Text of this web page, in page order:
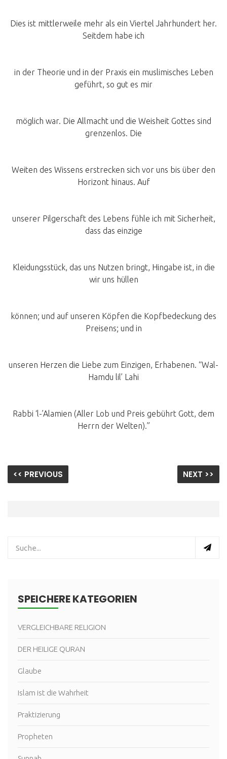
Dies ist mittlerweile mehr als ein Viertel Jahrhundert her.
Seitdem habe ich
in der Theorie und in der Praxis ein muslimisches Leben
geführt, so gut es mir
möglich war. Die Allmacht und die Weisheit Gottes sind
grenzenlos. Die
Weiten des Wissens erstrecken sich vor uns bis über den
Horizont hinaus. Auf
unserer Pilgerschaft des Lebens fühle ich mit Sicherheit,
dass das einzige
Kleidungsstück, das uns Nutzen bringt, Hingabe ist, in die
wir uns hüllen
können; und auf unseren Köpfen die Kopfbedeckung des
Preisens; und in
unseren Herzen die Liebe zum Einzigen, Erhabenen. “Wal-
Hamdu lil’ Lahi
Rabbi ‘l-’Alamien (Aller Lob und Preis gebührt Gott, dem
Herrn der Welten).”
<< PREVIOUS NEXT >>
SPEICHERE KATEGORIEN
VERGLEICHBARE RELIGION
DER HEILIGE QURAN
Glaube
Islam ist die Wahrheit
Praktizierung
Propheten